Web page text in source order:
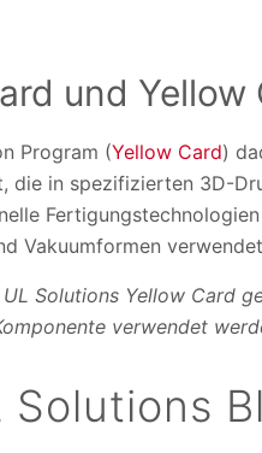
und Yellow
Program (Yellow Card)
die in spezifizierten 3D-
Vakuumformen
Solutions Yellow Card
verwendet